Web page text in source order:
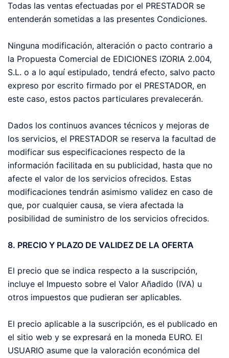
Todas las ventas efectuadas por el PRESTADOR se
entenderán sometidas a las presentes Condiciones.
Ninguna modificación, alteración o pacto contrario a
la Propuesta Comercial de EDICIONES IZORIA 2.004,
S.L. o a lo aquí estipulado, tendrá efecto, salvo pacto
expreso por escrito firmado por el PRESTADOR, en
este caso, estos pactos particulares prevalecerán.
Dados los continuos avances técnicos y mejoras de
los servicios, el PRESTADOR se reserva la facultad de
modificar sus especificaciones respecto de la
información facilitada en su publicidad, hasta que no
afecte el valor de los servicios ofrecidos. Estas
modificaciones tendrán asimismo validez en caso de
que, por cualquier causa, se viera afectada la
posibilidad de suministro de los servicios ofrecidos.
8. PRECIO Y PLAZO DE VALIDEZ DE LA OFERTA
El precio que se indica respecto a la suscripción,
incluye el Impuesto sobre el Valor Añadido (IVA) u
otros impuestos que pudieran ser aplicables.
El precio aplicable a la suscripción, es el publicado en
el sitio web y se expresará en la moneda EURO. El
USUARIO asume que la valoración económica del